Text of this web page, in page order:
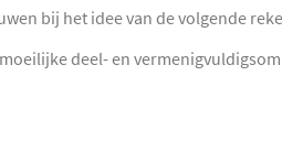
bij het idee van de volgende
deel- en